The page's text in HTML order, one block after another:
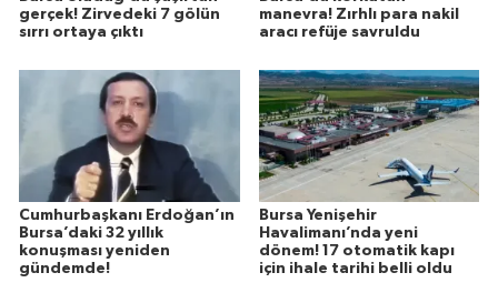
gerçek! Zirvedeki 7 gölün
sırrı ortaya çıktı
manevra! Zırhlı para nakil
aracı refüje savruldu
Cumhurbaşkanı Erdoğan’ın
Bursa’daki 32 yıllık
konuşması yeniden
gündemde!
Bursa Yenişehir
Havalimanı’nda yeni
dönem! 17 otomatik kapı
için ihale tarihi belli oldu